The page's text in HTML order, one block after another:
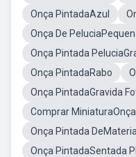
Onça PintadaAzul
Onça De
Onça Pintada
Onça PintadaRabo
Onça PintadaGravida
Comprar
Onça Pintada
Onça PintadaSentada